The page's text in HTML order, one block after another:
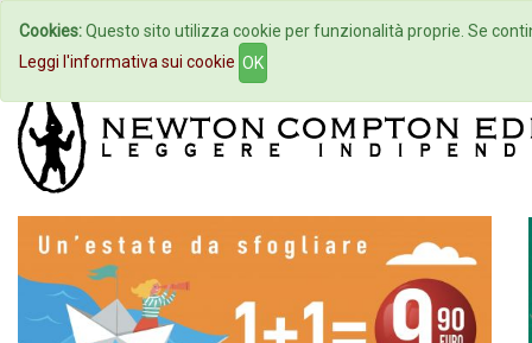
Home Autori Eventi
Cookies:Questo sito utilizza cookie per funzionalità proprie. Se
Leggi l'informativa sui cookie OK